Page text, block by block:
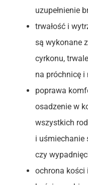
uzupełnienie
trwałość i
są wykonane
cyrkonu,
na próchnicę i
poprawa
osadzenie w
wszystkich
i uśmiechanie
czy
ochrona kości